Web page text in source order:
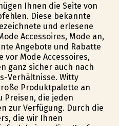
Ihnen die Seite von
Diese bekannte
und erlesene
Accessoires, Mode an,
Angebote und Rabatte
vor Mode Accessoires,
ganz sicher auch nach
Verhältnisse. Witty
Produktpalette an
Preisen, die jeden
zur Verfügung. Durch die
die wir Ihnen